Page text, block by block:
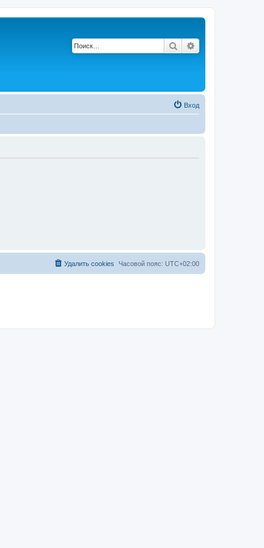
Поиск
Вход
Часовой пояс: UTC+02:00
Удалить cookies